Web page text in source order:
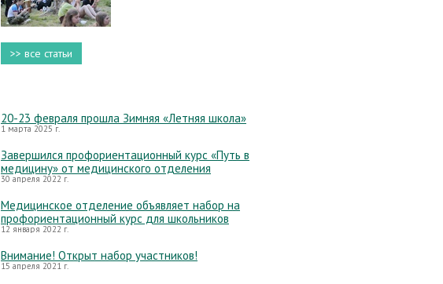
>> все статьи
20-23 февраля прошла Зимняя «Летняя школа»
1 марта 2025 г.
Завершился профориентационный курс «Путь в
медицину» от медицинского отделения
30 апреля 2022 г.
Медицинское отделение объявляет набор на
профориентационный курс для школьников
12 января 2022 г.
Внимание! Открыт набор участников!
15 апреля 2021 г.